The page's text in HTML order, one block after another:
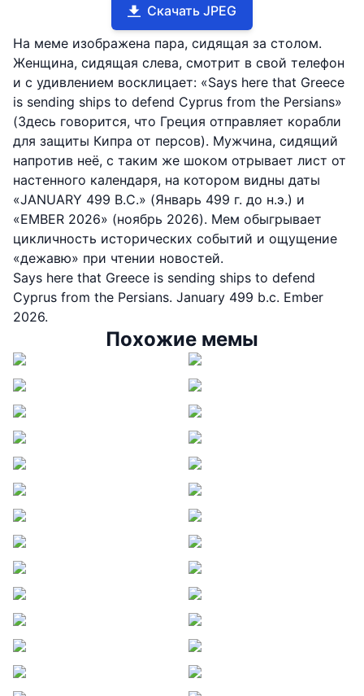
Скачать JPEG
На меме изображена пара, сидящая за столом.
Женщина, сидящая слева, смотрит в свой телефон
и с удивлением восклицает: «Says here that Greece
is sending ships to defend Cyprus from the Persians»
(Здесь говорится, что Греция отправляет корабли
для защиты Кипра от персов). Мужчина, сидящий
напротив неё, с таким же шоком отрывает лист от
настенного календаря, на котором видны даты
«JANUARY 499 B.C.» (Январь 499 г. до н.э.) и
«EMBER 2026» (ноябрь 2026). Мем обыгрывает
цикличность исторических событий и ощущение
«дежавю» при чтении новостей.
Says here that Greece is sending ships to defend
Cyprus from the Persians. January 499 b.c. Ember
2026.
Похожие мемы